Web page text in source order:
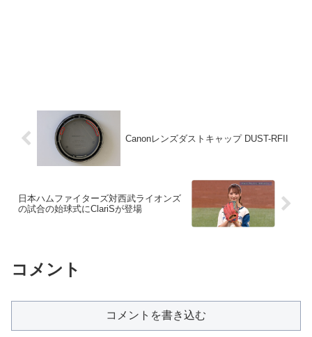
Canonレンズダストキャップ DUST-RFII
日本ハムファイターズ対西武ライオンズ
の試合の始球式にClariSが登場
コメント
コメントを書き込む